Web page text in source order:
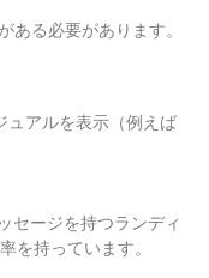
る必要があります。
ュアルを表示（例えば
セージを持つランディ
を持っています。